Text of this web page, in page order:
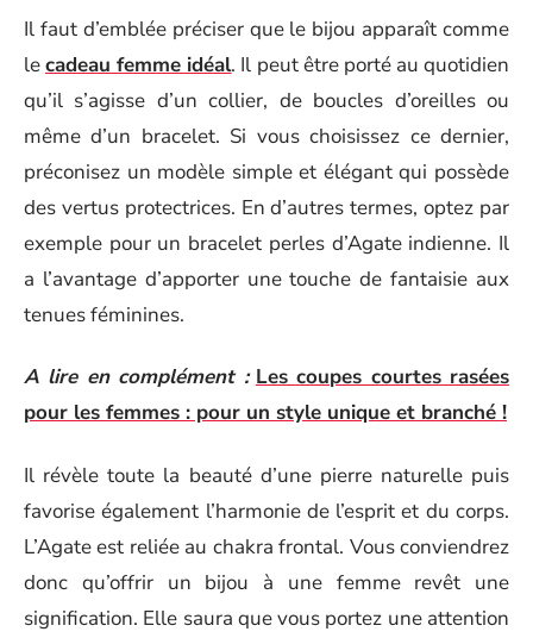
Il faut d’emblée préciser que le bijou apparaît comme
lecadeau femme idéal. Il peut être porté au quotidien
qu’il s’agisse d’un collier, de boucles d’oreilles ou
même d’un bracelet. Si vous choisissez ce dernier,
préconisez un modèle simple et élégant qui possède
des vertus protectrices. En d’autres termes, optez par
exemple pour un bracelet perles d’Agate indienne. Il
a l’avantage d’apporter une touche de fantaisie aux
tenues féminines.
A lire en complément : Les coupes courtes rasées
pour les femmes : pour un style unique et branché !
Il révèle toute la beauté d’une pierre naturelle puis
favorise également l’harmonie de l’esprit et du corps.
L’Agate est reliée au chakra frontal. Vous conviendrez
donc qu’offrir un bijou à une femme revêt une
signification. Elle saura que vous portez une attention